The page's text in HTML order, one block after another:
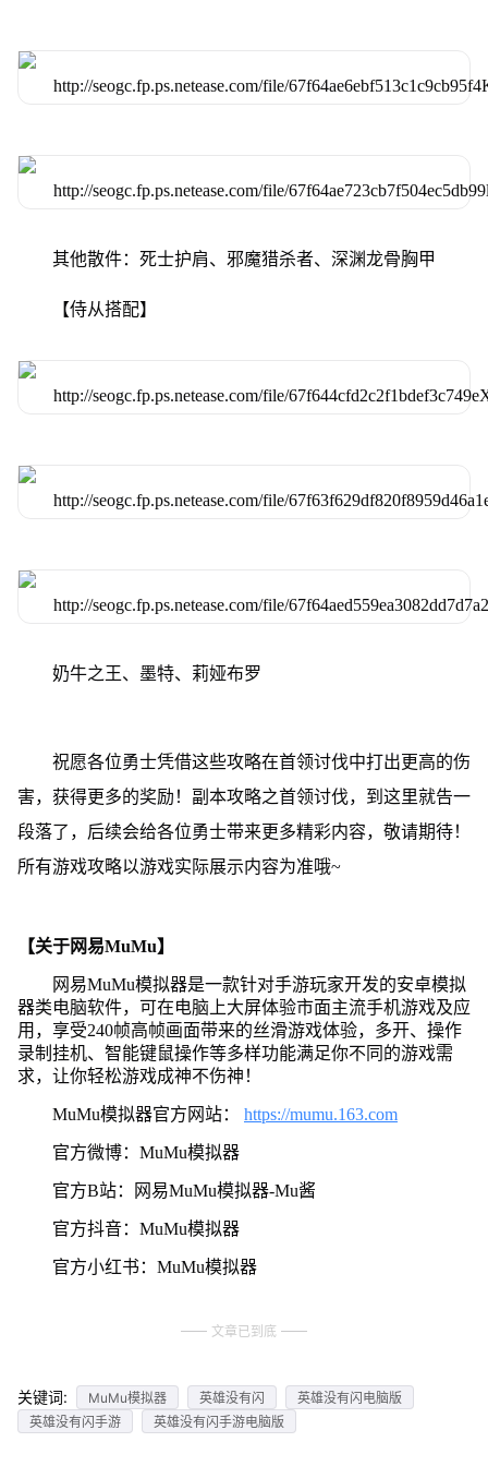
其他散件：死士护肩、邪魔猎杀者、深渊龙骨胸甲
【侍从搭配】
奶牛之王、墨特、莉娅布罗
祝愿各位勇士凭借这些攻略在首领讨伐中打出更高的伤
害，获得更多的奖励！副本攻略之首领讨伐，到这里就告一
段落了，后续会给各位勇士带来更多精彩内容，敬请期待！
所有游戏攻略以游戏实际展示内容为准哦~
【关于网易MuMu】
网易MuMu模拟器是一款针对手游玩家开发的安卓模拟
器类电脑软件，可在电脑上大屏体验市面主流手机游戏及应
用，享受240帧高帧画面带来的丝滑游戏体验，多开、操作
录制挂机、智能键鼠操作等多样功能满足你不同的游戏需
求，让你轻松游戏成神不伤神！
MuMu模拟器官方网站： https://mumu.163.com
官方微博：MuMu模拟器
官方B站：网易MuMu模拟器-Mu酱
官方抖音：MuMu模拟器
官方小红书：MuMu模拟器
文章已到底
关键词: MuMu模拟器 英雄没有闪
英雄没有闪电脑版
英雄没有闪手游
英雄没有闪手游电脑版